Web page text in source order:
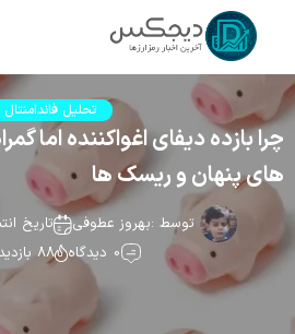
تحلیل فاندامنتال
چرا بازده دیفای اغواکننده اما
های پنهان و ریسک ها
توسط :بهروز عطوفی
تاریخ انتشار :
0 دیدگاه
88 بازدید